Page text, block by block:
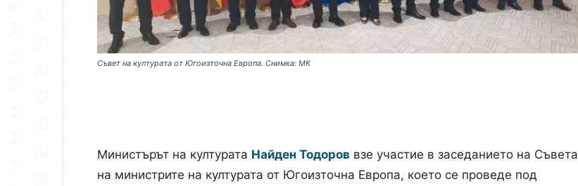
Съвет на културата от Югоизточна Европа. Снимка: МК
Министърът на културата Найден Тодоров взе участие в заседанието на Съвета
на министрите на културата от Югоизточна Европа, което се проведе под